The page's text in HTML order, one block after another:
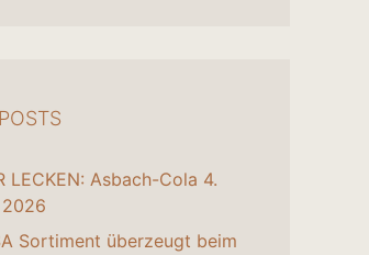
LECKEN: Asbach-Cola 4.
Sortiment überzeugt beim